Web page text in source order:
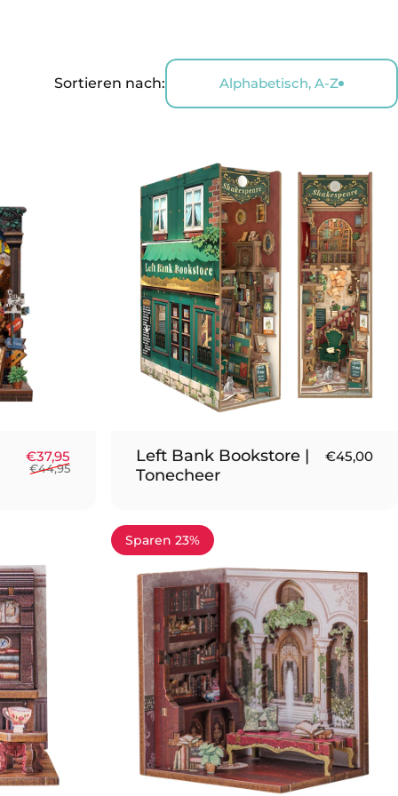
Sortieren nach: Alphabetisch, A-Z
Verkaufspreis
€37,95Normaler Preis
€44,95
Left Bank Bookstore |
Tonecheer
€45,00
Sparen 23%